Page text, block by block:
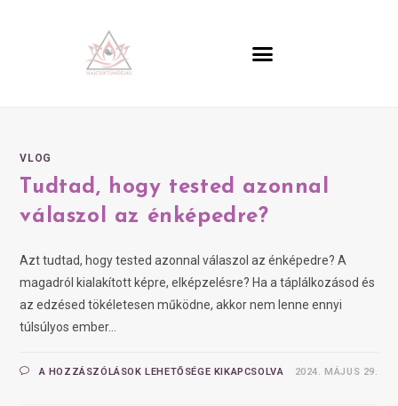
VLOG
Tudtad, hogy tested azonnal
válaszol az énképedre?
Azt tudtad, hogy tested azonnal válaszol az énképedre? A
magadról kialakított képre, elképzelésre? Ha a táplálkozásod és
az edzésed tökéletesen működne, akkor nem lenne ennyi
túlsúlyos ember...
A HOZZÁSZÓLÁSOK LEHETŐSÉGE KIKAPCSOLVA 2024. MÁJUS 29.